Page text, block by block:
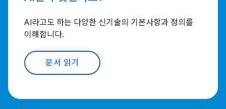
AI라고도 하는 다양한 신기술의 기본사항과 정의를
이해합니다.
문서 읽기